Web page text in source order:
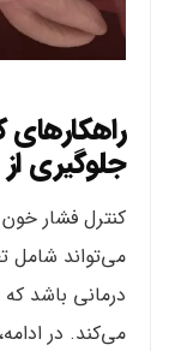
جلوگیری
کنترل فشار
می‌تواند شامل
درمانی باشد
می‌کند. در